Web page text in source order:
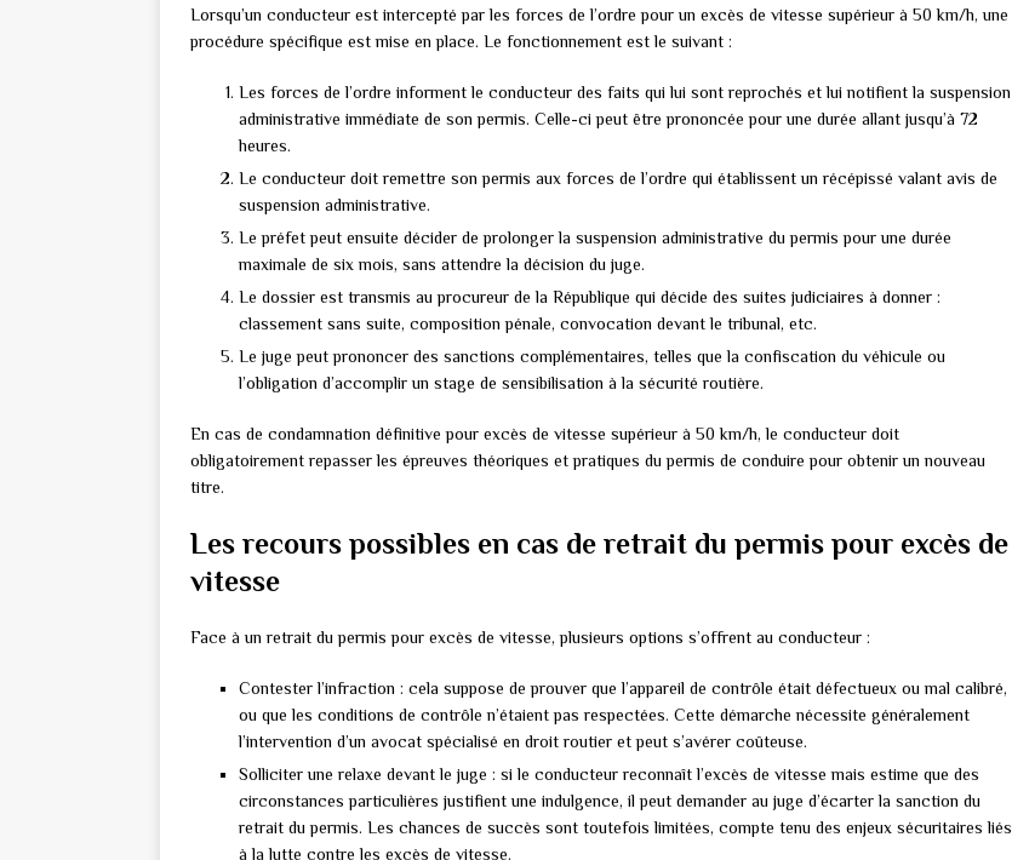
Lorsqu’un conducteur est intercepté par les forces de l’ordre pour un excès de vitesse supérieur à 50 km/h, une
procédure spécifique est mise en place. Le fonctionnement est le suivant :
Les forces de l’ordre informent le conducteur des faits qui lui sont reprochés et lui notifient la suspension
administrative immédiate de son permis. Celle-ci peut être prononcée pour une durée allant jusqu’à 72
heures.
Le conducteur doit remettre son permis aux forces de l’ordre qui établissent un récépissé valant avis de
suspension administrative.
Le préfet peut ensuite décider de prolonger la suspension administrative du permis pour une durée
maximale de six mois, sans attendre la décision du juge.
Le dossier est transmis au procureur de la République qui décide des suites judiciaires à donner :
classement sans suite, composition pénale, convocation devant le tribunal, etc.
Le juge peut prononcer des sanctions complémentaires, telles que la confiscation du véhicule ou
l’obligation d’accomplir un stage de sensibilisation à la sécurité routière.
En cas de condamnation définitive pour excès de vitesse supérieur à 50 km/h, le conducteur doit
obligatoirement repasser les épreuves théoriques et pratiques du permis de conduire pour obtenir un nouveau
titre.
Les recours possibles en cas de retrait du permis pour excès de
vitesse
Face à un retrait du permis pour excès de vitesse, plusieurs options s’offrent au conducteur :
Contester l’infraction : cela suppose de prouver que l’appareil de contrôle était défectueux ou mal calibré,
ou que les conditions de contrôle n’étaient pas respectées. Cette démarche nécessite généralement
l’intervention d’un avocat spécialisé en droit routier et peut s’avérer coûteuse.
Solliciter une relaxe devant le juge : si le conducteur reconnaît l’excès de vitesse mais estime que des
circonstances particulières justifient une indulgence, il peut demander au juge d’écarter la sanction du
retrait du permis. Les chances de succès sont toutefois limitées, compte tenu des enjeux sécuritaires liés
à la lutte contre les excès de vitesse.